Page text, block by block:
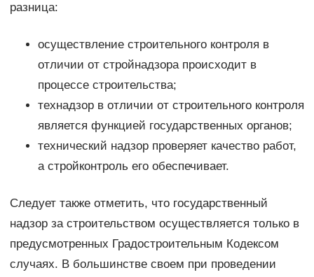
разница:
осуществление строительного контроля в
отличии от стройнадзора происходит в
процессе строительства;
технадзор в отличии от строительного контроля
является функцией государственных органов;
технический надзор проверяет качество работ,
а стройконтроль его обеспечивает.
Следует также отметить, что государственный
надзор за строительством осуществляется только в
предусмотренных Градостроительным Кодексом
случаях. В большинстве своем при проведении